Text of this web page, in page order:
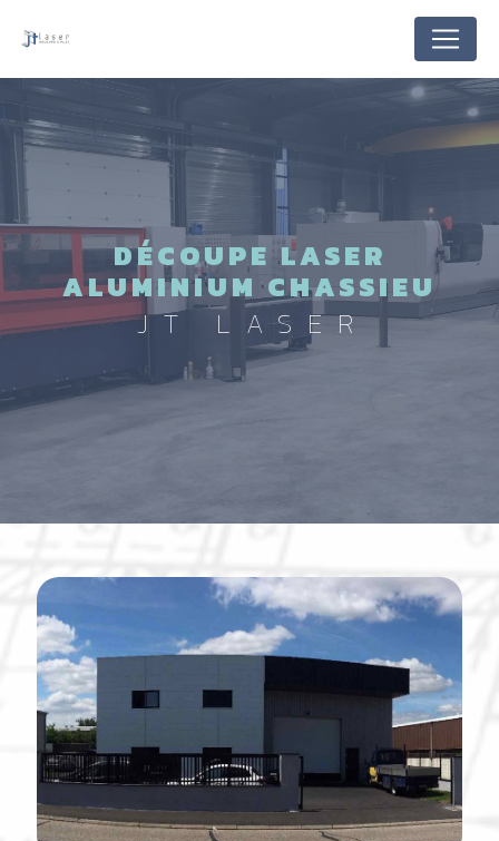
DÉCOUPE LASER
ALUMINIUM CHASSIEU
JT LASER